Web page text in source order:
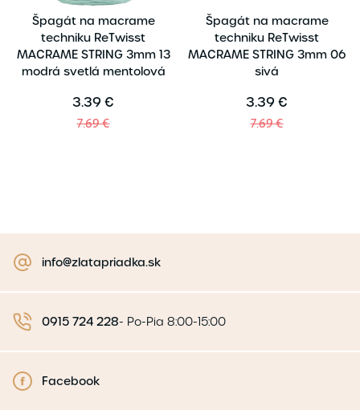
Špagát na macrame
techniku ReTwisst
MACRAME STRING 3mm 13
modrá svetlá mentolová
3.39 €
7.69 €
Špagát na macrame
techniku ReTwisst
MACRAME STRING 3mm 06
sivá
3.39 €
7.69 €
info@zlatapriadka.sk
0915 724 228- Po-Pia 8:00-15:00
Facebook